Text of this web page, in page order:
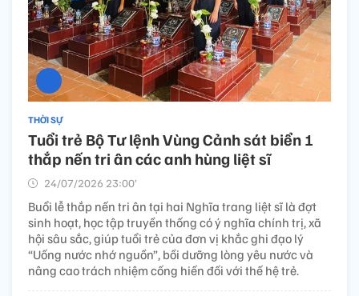
THỜI SỰ
Tuổi trẻ Bộ Tư lệnh Vùng Cảnh sát biển 1
thắp nến tri ân các anh hùng liệt sĩ
24/07/2026 23:00’
Buổi lễ thắp nến tri ân tại hai Nghĩa trang liệt sĩ là đợt
sinh hoạt, học tập truyền thống có ý nghĩa chính trị, xã
hội sâu sắc, giúp tuổi trẻ của đơn vị khắc ghi đạo lý
“Uống nước nhớ nguồn”, bồi dưỡng lòng yêu nước và
nâng cao trách nhiệm cống hiến đối với thế hệ trẻ.